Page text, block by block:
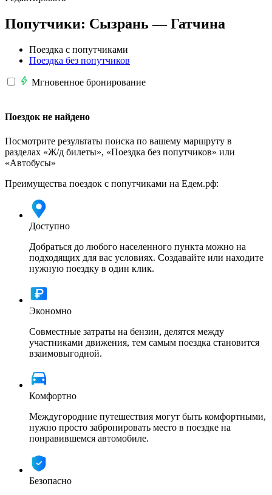
Попутчики: Сызрань —Гатчина
Поездка с попутчиками
Поездка без попутчиков
Мгновенное бронирование
Поездок не найдено
Посмотрите результаты поиска по вашему маршруту в
разделах «Ж/д билеты», «Поездка без попутчиков» или
«Автобусы»
Преимущества поездок с попутчиками на Едем.рф:
Доступно
Добраться до любого населенного пункта можно на
подходящих для вас условиях. Создавайте или находите
нужную поездку в один клик.
Экономно
Совместные затраты на бензин, делятся между
участниками движения, тем самым поездка становится
взаимовыгодной.
Комфортно
Междугородние путешествия могут быть комфортными,
нужно просто забронировать место в поездке на
понравившемся автомобиле.
Безопасно